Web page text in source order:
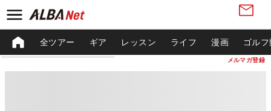
メルマガ登録
全ツアー ギア レッスン ライフ 漫画 ゴル